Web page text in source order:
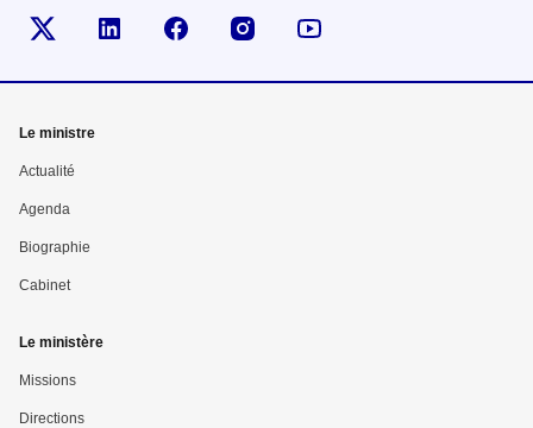
Visiter la page Twitter
Visiter la page Linkedin
Suivez-nous sur Facebook
Visiter la page Instragram
Mega
menu
Pied
de
Le ministre
Actualité
Agenda
Biographie
Cabinet
Le ministère
Missions
Directions